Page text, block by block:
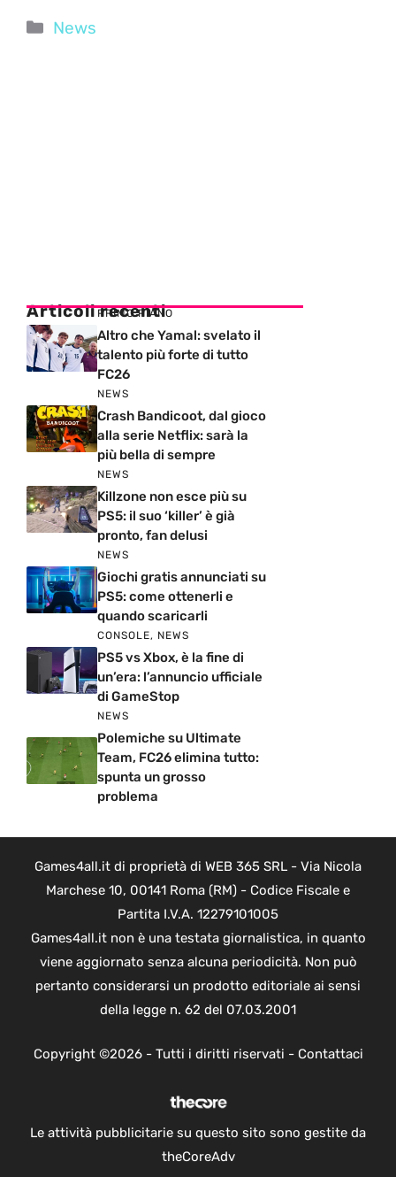
Categorie
News
Articoli recenti
PRIMO PIANO
Altro che Yamal: svelato il
talento più forte di tutto
FC26
NEWS
Crash Bandicoot, dal gioco
alla serie Netflix: sarà la
più bella di sempre
NEWS
Killzone non esce più su
PS5: il suo ‘killer’ è già
pronto, fan delusi
NEWS
Giochi gratis annunciati su
PS5: come ottenerli e
quando scaricarli
CONSOLE, NEWS
PS5 vs Xbox, è la fine di
un’era: l’annuncio ufficiale
di GameStop
NEWS
Polemiche su Ultimate
Team, FC26 elimina tutto:
spunta un grosso
problema
Games4all.it di proprietà di WEB 365 SRL - Via Nicola
Marchese 10, 00141 Roma (RM) - Codice Fiscale e
Partita I.V.A. 12279101005
Games4all.it non è una testata giornalistica, in quanto
viene aggiornato senza alcuna periodicità. Non può
pertanto considerarsi un prodotto editoriale ai sensi
della legge n. 62 del 07.03.2001
Copyright ©2026 - Tutti i diritti riservati - Contattaci
Le attività pubblicitarie su questo sito sono gestite da
theCoreAdv